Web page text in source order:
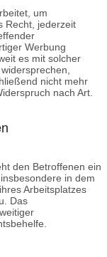
um
Recht, jederzeit
Werbung
es mit solcher
nicht mehr
nach Art.
den Betroffenen ein
in dem
Arbeitsplatzes
Das